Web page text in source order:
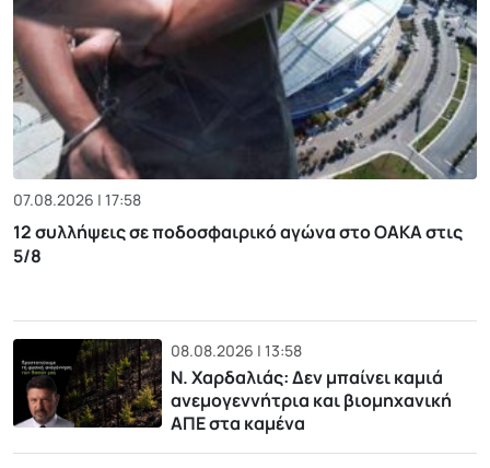
07.08.2026 | 17:58
12 συλλήψεις σε ποδοσφαιρικό αγώνα στο ΟΑΚΑ στις
5/8
08.08.2026 | 13:58
Ν. Χαρδαλιάς: Δεν μπαίνει καμιά
ανεμογεννήτρια και βιομηχανική
ΑΠΕ στα καμένα